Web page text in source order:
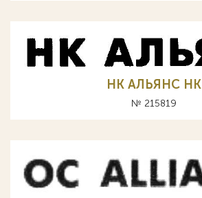
НК АЛЬЯНС HK
№ 215819